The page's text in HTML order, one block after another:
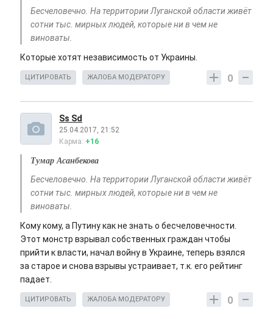
Бесчеловечно. На территории Луганской области живёт
сотни тыс. мирных людей, которые ни в чем не
виноваты.
Которые хотят независимость от Украины.
0
ЦИТИРОВАТЬ ЖАЛОБА МОДЕРАТОРУ
Ss Sd
25.04.2017, 21:52
Карма: +16
Тумар Асанбекова
Бесчеловечно. На территории Луганской области живёт
сотни тыс. мирных людей, которые ни в чем не
виноваты.
Кому кому, а Путину как не знать о бесчеловечности.
Этот монстр взрывал собственных граждан чтобы
прийти к власти, начал войну в Украине, теперь взялся
за старое и снова взрывы устраивает, т.к. его рейтинг
падает.
0
ЦИТИРОВАТЬ ЖАЛОБА МОДЕРАТОРУ